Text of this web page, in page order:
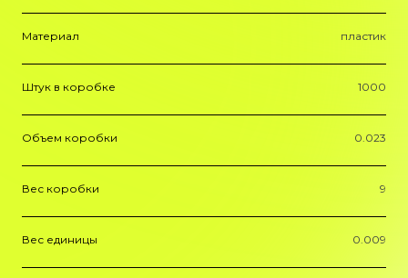
Материал пластик
Штук в коробке 1000
Объем коробки 0.023
Вес коробки 9
Вес единицы 0.009